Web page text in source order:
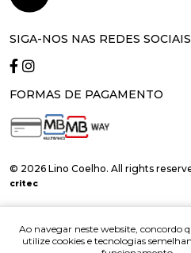
Ao navegar neste website, concordo
utilize cookies e tecnologias
SIGA-NOS NAS REDES SOCIAIS
FORMAS DE PAGAMENTO
© 2026 Lino Coelho. All rights
critec